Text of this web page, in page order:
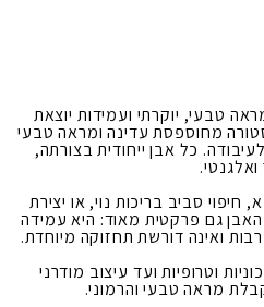
טבעי, יוקרתי ועמידות יוצאת
מחוספסת עדינה ומראה טבעי
כל אבן ייחודית בצורתה,
סביב בריכות נוי, או יצירת
גם פרקטית מאוד: היא עמידה
ואינה דורשת תחזוקה מיוחדת.
וטרופיות ועד עיצוב מודרני
מראה טבעי והרמוני.